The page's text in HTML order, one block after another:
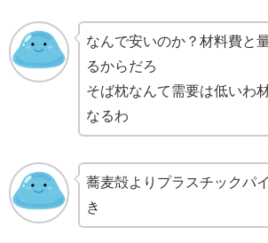
なんで安いのか？材料費と
るからだろ
そば枕なんて需要は低いわ
なるわ
蕎麦殻よりプラスチックパ
き